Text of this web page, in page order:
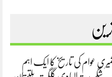
2019 کشمیری عوام کی تاریخ کا ایک اہم